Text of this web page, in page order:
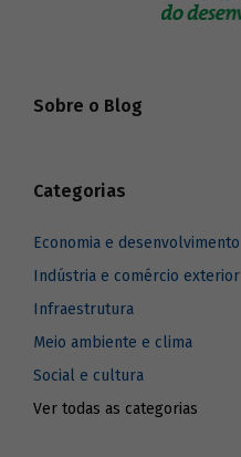
Sobre o Blog
Categorias
Economia e desenvolvimento
Indústria e comércio exterior
Infraestrutura
Meio ambiente e clima
Social e cultura
Ver todas as categorias